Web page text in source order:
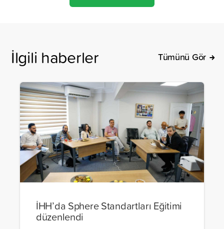
İlgili haberler Tümünü Gör
İHH’da Sphere Standartları Eğitimi
düzenlendi